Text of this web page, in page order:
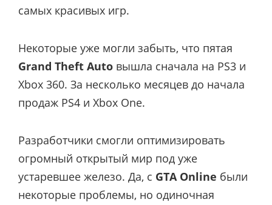
самых красивых игр.
Некоторые уже могли забыть, что пятая
Grand Theft Auto вышла сначала на PS3 и
Xbox 360. За несколько месяцев до начала
продаж PS4 и Xbox One.
Разработчики смогли оптимизировать
огромный открытый мир под уже
устаревшее железо. Да, с GTA Online были
некоторые проблемы, но одиночная